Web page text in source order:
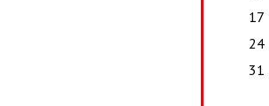
17
24
31